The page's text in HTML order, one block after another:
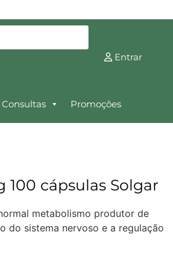
Entrar
Consultas Promoções
cápsulas Solgar
metabolismo produtor de
do sistema nervoso e a regulação